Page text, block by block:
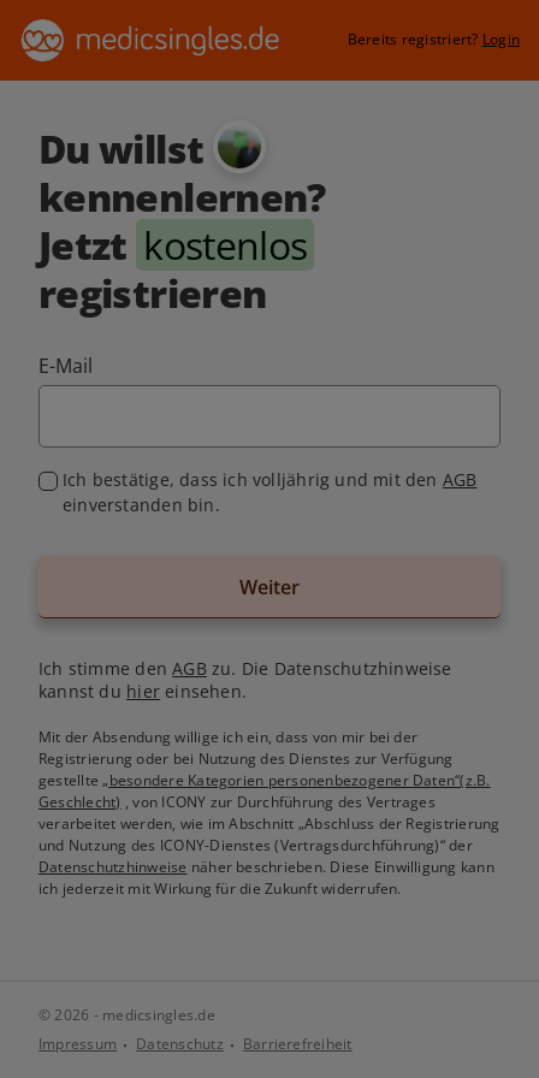
Bereits registriert? Login
Du willst
kennenlernen?
Jetzt kostenlos
registrieren
E-Mail
Ich bestätige, dass ich volljährig und mit den AGB
einverstanden bin.
Weiter
Ich stimme denAGB zu. Die Datenschutzhinweise
kannst du hiereinsehen.
Mit der Absendung willige ich ein, dass von mir bei der
Registrierung oder bei Nutzung des Dienstes zur Verfügung
gestellte„besondere Kategorien personenbezogener Daten“(z.B.
Geschlecht) , von ICONY zur Durchführung des Vertrages
verarbeitet werden, wie im Abschnitt „Abschluss der Registrierung
und Nutzung des ICONY-Dienstes (Vertragsdurchführung)“ der
Datenschutzhinweise näher beschrieben. Diese Einwilligung kann
ich jederzeit mit Wirkung für die Zukunft widerrufen.
© 2026 - medicsingles.de
Impressum
Datenschutz Barrierefreiheit